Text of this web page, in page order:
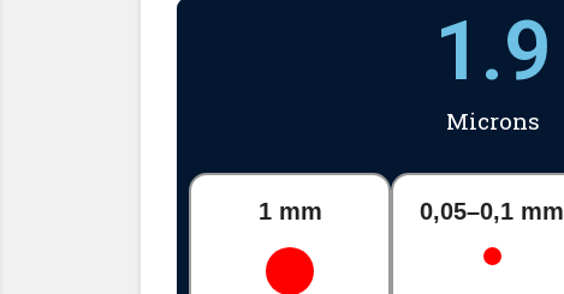
1.9
Microns
1 mm 0,05–0,1 mm